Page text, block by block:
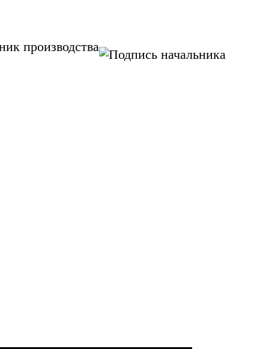
производства